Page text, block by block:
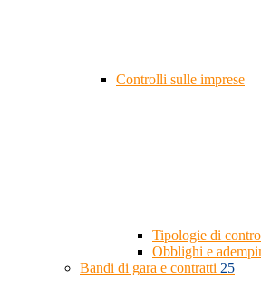
Controlli sulle imprese
Tipologie di
Obblighi e
Bandi di gara e contratti 25